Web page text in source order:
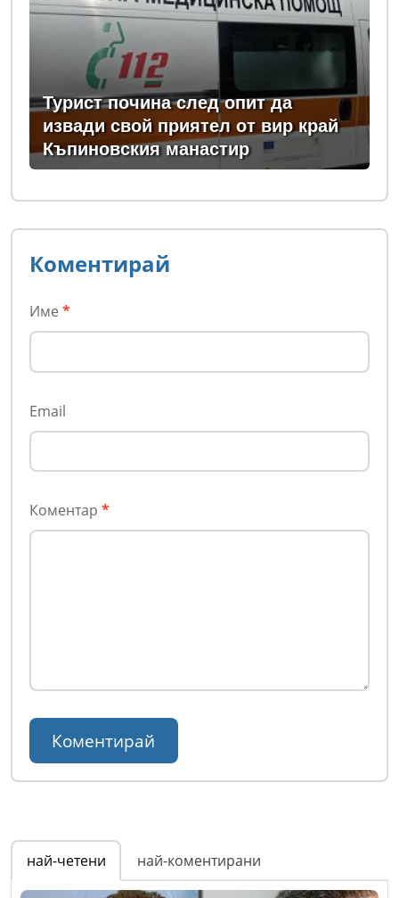
Турист почина след опит да
извади свой приятел от вир край
Къпиновския манастир
Коментирай
Име *
Email
Коментар *
най-четени най-коментирани